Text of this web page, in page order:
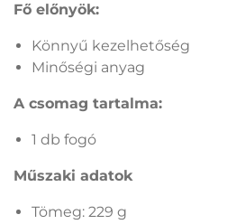
Fő előnyök:
Könnyű kezelhetőség
Minőségi anyag
A csomag tartalma:
1 db fogó
Műszaki adatok
Tömeg: 229 g